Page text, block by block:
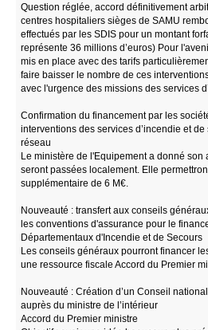
Question réglée, accord définitivement
centres hospitaliers sièges de SAMU
effectués par les SDIS pour un montant
représente 36 millions d’euros) Pour
mis en place avec des tarifs
faire baisser le nombre de ces
avec l'urgence des missions des services
Confirmation du financement par les
interventions des services d’incendie et
réseau
Le ministère de l'Equipement a donné son
seront passées localement. Elle
supplémentaire de 6 M€.
Nouveauté : transfert aux conseils
les conventions d'assurance pour le
Départementaux d'Incendie et de Secours
Les conseils généraux pourront financer
une ressource fiscale Accord du Premier
Nouveauté : Création d’un Conseil
auprès du ministre de l’intérieur
Accord du Premier ministre